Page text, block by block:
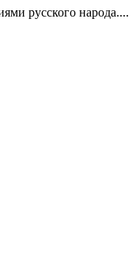
русского народа....